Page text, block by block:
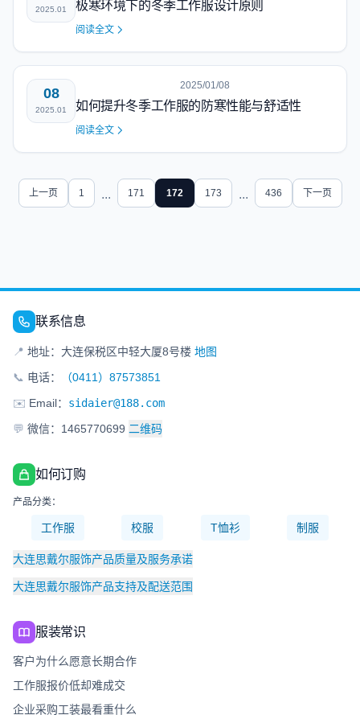
2025.01 极寒环境下的冬季工作服设计原则
阅读全文
08
2025.01
2025/01/08
如何提升冬季工作服的防寒性能与舒适性
阅读全文
上一页 1 ... 171 172 173 ... 436 下一页
联系信息
📍 地址：大连保税区中轻大厦8号楼 地图
📞 电话：
（0411）87573851
✉️ Email： sidaier@188.com
💬 微信：1465770699 二维码
如何订购
产品分类：
工作服 校服 T恤衫 制服
大连思戴尔服饰产品质量及服务承诺
大连思戴尔服饰产品支持及配送范围
服装常识
客户为什么愿意长期合作
工作服报价低却难成交
企业采购工装最看重什么